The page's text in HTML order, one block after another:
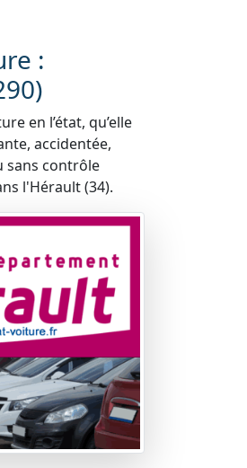
:
en l’état, qu’elle
accidentée,
sans contrôle
l'Hérault (34).